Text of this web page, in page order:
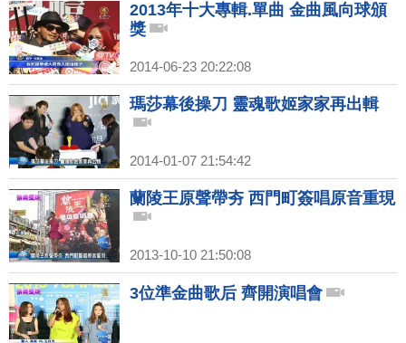
2013年十大專輯.單曲 金曲風向球頒
獎
2014-06-23 20:22:08
瑪莎幕後操刀 靈魂歌姬家家再出輯
2014-01-07 21:54:42
蘭陵王原聲帶夯 西門町簽唱原音重現
2013-10-10 21:50:08
3位準金曲歌后 齊開演唱會